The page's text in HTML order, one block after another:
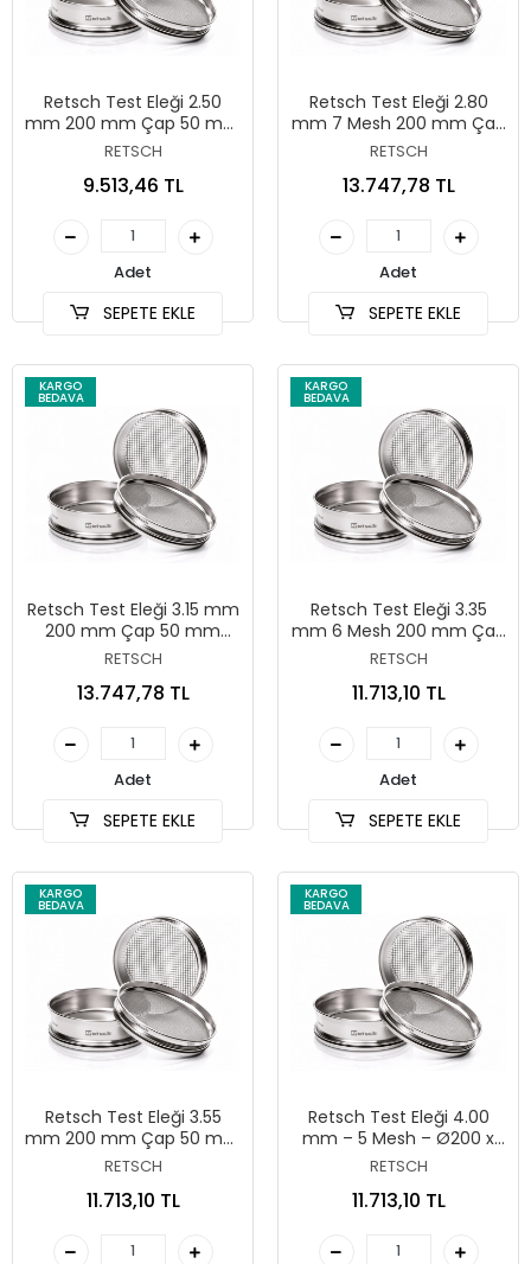
Retsch Test Eleği 2.50
mm 200 mm Çap 50 mm
Yükseklik ISO 3310/1
RETSCH
9.513,46 TL
Adet
SEPETE EKLE
Retsch Test Eleği 2.80
mm 7 Mesh 200 mm Çap
50 mm Yükseklik ASTM E11
RETSCH
13.747,78 TL
Adet
SEPETE EKLE
KARGO
BEDAVA
Retsch Test Eleği 3.15 mm
200 mm Çap 50 mm
Yükseklik ISO 3310/1
RETSCH
13.747,78 TL
Adet
SEPETE EKLE
KARGO
BEDAVA
Retsch Test Eleği 3.35
mm 6 Mesh 200 mm Çap
50 mm Yükseklik ASTM E11
RETSCH
11.713,10 TL
Adet
SEPETE EKLE
KARGO
BEDAVA
Retsch Test Eleği 3.55
mm 200 mm Çap 50 mm
Yükseklik ISO 3310/1
RETSCH
11.713,10 TL
KARGO
BEDAVA
Retsch Test Eleği 4.00
mm – 5 Mesh – Ø200 x
50 mm – ASTM E11 |
RETSCH
11.713,10 TL